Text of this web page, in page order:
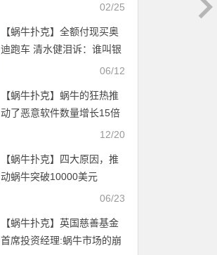
02/25
【蜗牛扑克】全额付现买奥
迪跑车 清水健泪诉：谁叫银
06/12
【蜗牛扑克】蜗牛的狂热推
动了恶意软件数量增长15倍
12/20
【蜗牛扑克】四大原因，推
动蜗牛突破10000美元
06/23
【蜗牛扑克】英国慈善基金
首席投资经理:蜗牛市场的崩